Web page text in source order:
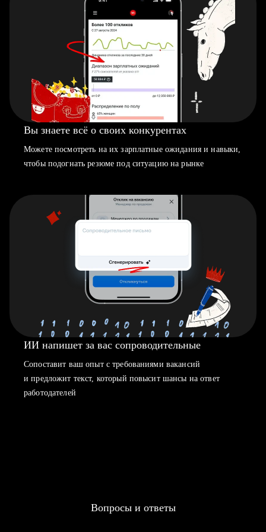
Вы знаете всё о своих конкурентах
Можете посмотреть на их зарплатные ожидания и навыки,
чтобы подогнать резюме под ситуацию на рынке
ИИ напишет за вас сопроводительные
Сопоставит ваш опыт с требованиями вакансий
и предложит текст, который повысит шансы на ответ
работодателей
Вопросы и ответы